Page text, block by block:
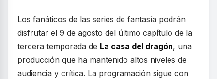
Los fanáticos de las series de fantasía podrán
disfrutar el 9 de agosto del último capítulo de la
tercera temporada de La casa del dragón, una
producción que ha mantenido altos niveles de
audiencia y crítica. La programación sigue con